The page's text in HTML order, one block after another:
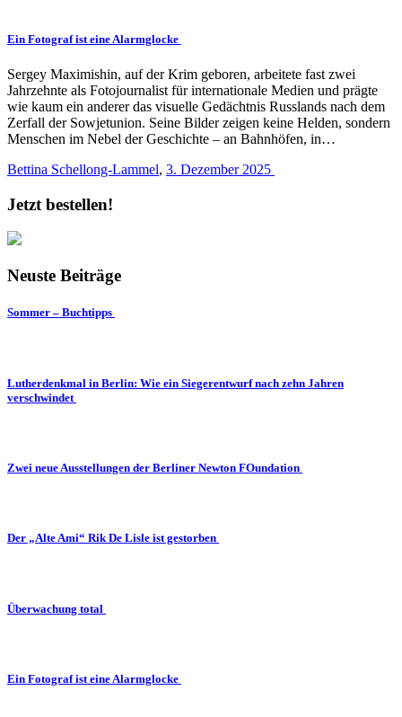
Ein Fotograf ist eine Alarmglocke
Sergey Maximishin, auf der Krim geboren, arbeitete fast zwei
Jahrzehnte als Fotojournalist für internationale Medien und prägte
wie kaum ein anderer das visuelle Gedächtnis Russlands nach dem
Zerfall der Sowjetunion. Seine Bilder zeigen keine Helden, sondern
Menschen im Nebel der Geschichte – an Bahnhöfen, in…
Bettina Schellong-Lammel, 3. Dezember 2025
Jetzt bestellen!
Neuste Beiträge
Sommer – Buchtipps
Lutherdenkmal in Berlin: Wie ein Siegerentwurf nach zehn Jahren
verschwindet
Zwei neue Ausstellungen der Berliner Newton FOundation
Der „Alte Ami“ Rik De Lisle ist gestorben
Überwachung total
Ein Fotograf ist eine Alarmglocke